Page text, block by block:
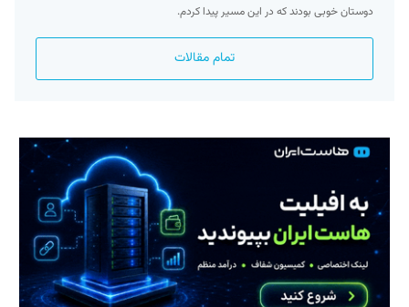
دوستان خوبی بودند که در این مسیر پیدا کردم.
تمام مقالات